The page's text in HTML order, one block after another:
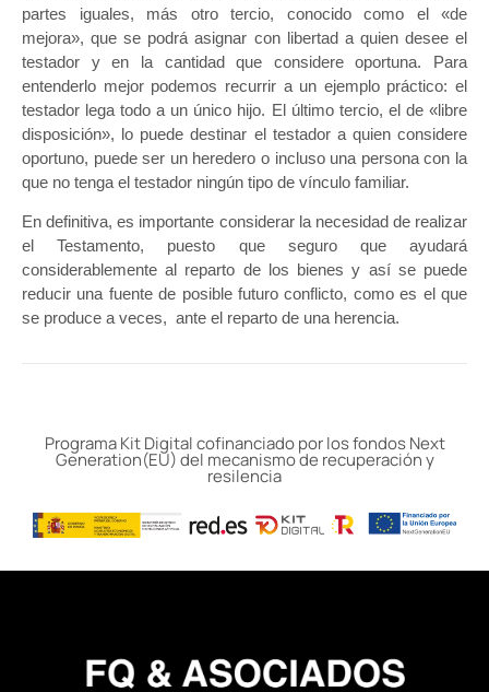
partes iguales, más otro tercio, conocido como el «de
mejora», que se podrá asignar con libertad a quien desee el
testador y en la cantidad que considere oportuna. Para
entenderlo mejor podemos recurrir a un ejemplo práctico: el
testador lega todo a un único hijo. El último tercio, el de «libre
disposición», lo puede destinar el testador a quien considere
oportuno, puede ser un heredero o incluso una persona con la
que no tenga el testador ningún tipo de vínculo familiar.
En definitiva, es importante considerar la necesidad de realizar
el Testamento, puesto que seguro que ayudará
considerablemente al reparto de los bienes y así se puede
reducir una fuente de posible futuro conflicto, como es el que
se produce a veces, ante el reparto de una herencia.
Programa Kit Digital cofinanciado por los fondos Next
Generation(EU) del mecanismo de recuperación y
resilencia